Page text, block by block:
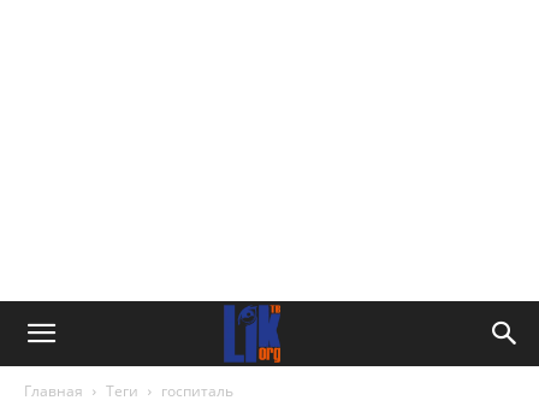
Главная Теги госпиталь